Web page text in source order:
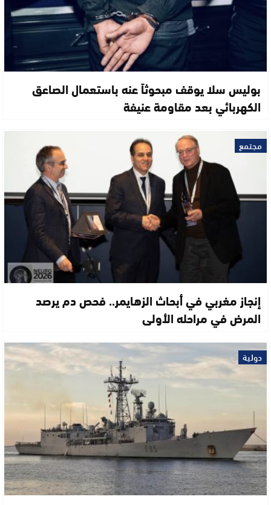
بوليس سلا يوقف مبحوثاً عنه باستعمال الصاعق
الكهربائي بعد مقاومة عنيفة
مجتمع
إنجاز مغربي في أبحاث الزهايمر.. فحص دم يرصد
المرض في مراحله الأولى
دولية